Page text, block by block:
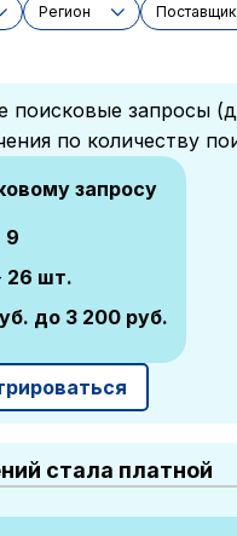
Регион Поставщик
поисковые запросы
по количеству
запросу
9
26 шт.
до 3 200 руб.
стала платной